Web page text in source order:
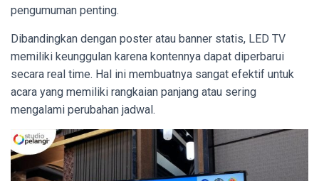
pengumuman penting.
Dibandingkan dengan poster atau banner statis, LED TV
memiliki keunggulan karena kontennya dapat diperbarui
secara real time. Hal ini membuatnya sangat efektif untuk
acara yang memiliki rangkaian panjang atau sering
mengalami perubahan jadwal.